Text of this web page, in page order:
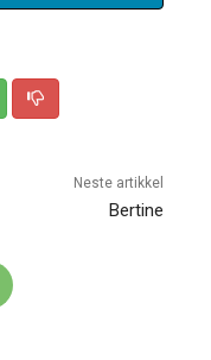
Neste artikkel
Bertine